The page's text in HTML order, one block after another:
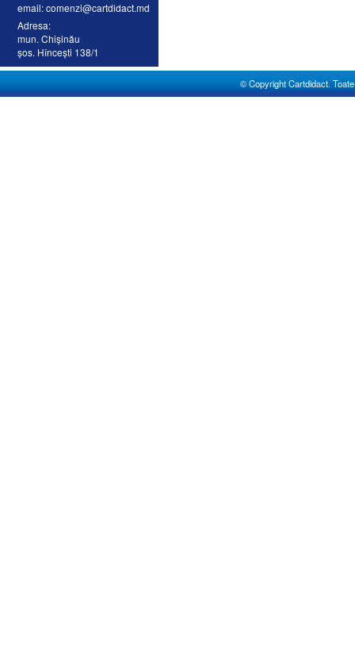
email: comenzi@cartdidact.md
Adresa:
mun. Chişinău
şos. Hînceşti 138/1
© Copyright Cartdidact.